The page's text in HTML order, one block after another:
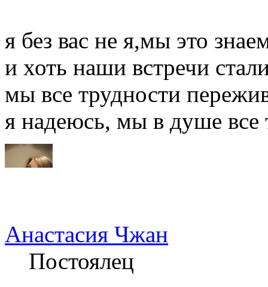
я без вас не я,мы это
и хоть наши встречи
мы все трудности
я надеюсь, мы в душе все
Анастасия Чжан
Постоялец